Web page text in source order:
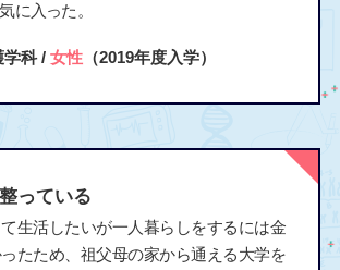
に入った。
学科 / 女性（2019年度入学）
っている
生活したいが一人暮らしをするには金
たため、祖父母の家から通える大学を